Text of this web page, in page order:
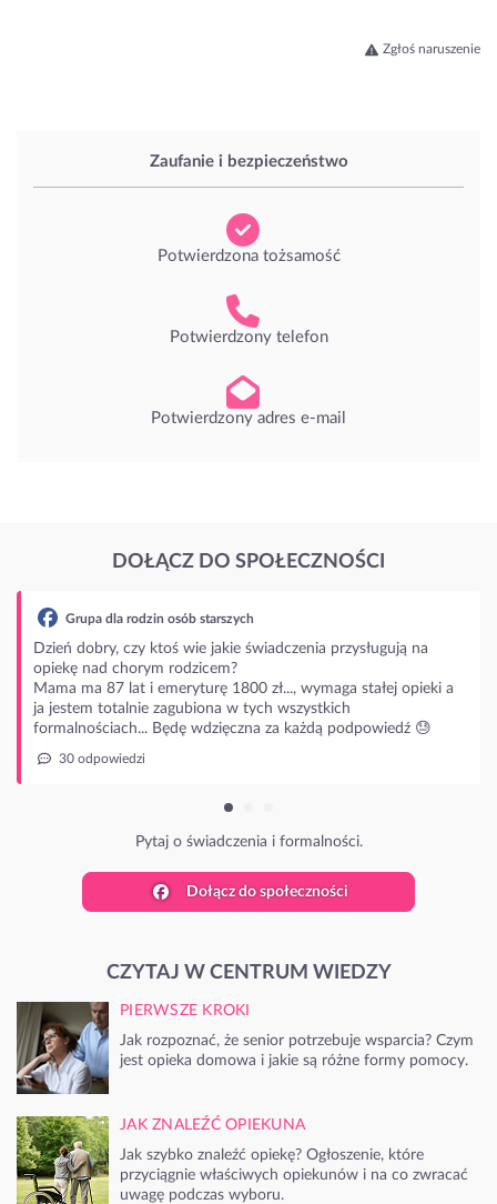
Zaufanie i bezpieczeństwo
Potwierdzona tożsamość
Potwierdzony telefon
Potwierdzony adres e-mail
Zgłoś naruszenie
DOŁĄCZ DO SPOŁECZNOŚCI
na
stałej opieki a
😓
Dołącz do społeczności
CZYTAJ W CENTRUM WIEDZY
PIERWSZE KROKI
Jak rozpoznać, że senior potrzebuje wsparcia? Czym
jest opieka domowa i jakie są różne formy pomocy.
JAK ZNALEŹĆ OPIEKUNA
Jak szybko znaleźć opiekę? Ogłoszenie, które
przyciągnie właściwych opiekunów i na co zwracać
uwagę podczas wyboru.